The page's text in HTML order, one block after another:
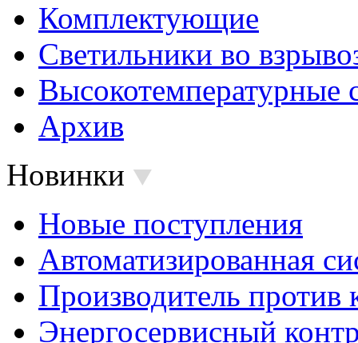
Комплектующие
Светильники во
Высокотемпературные
Архив
Новинки
Новые поступления
Автоматизированная
Производитель против
Энергосервисный